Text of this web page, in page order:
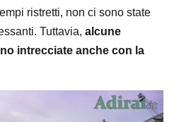
ristretti, non ci sono state
Tuttavia, alcune
intrecciate anche con la